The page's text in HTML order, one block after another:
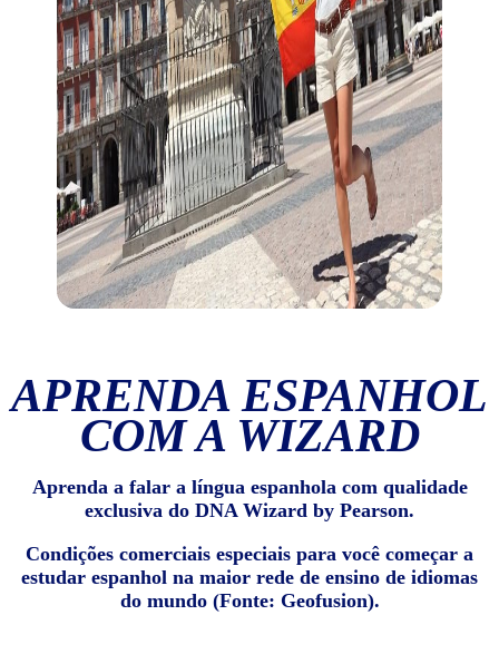
APRENDA ESPANHOL
COM A WIZARD
Aprenda a falar a língua espanhola com qualidade
exclusiva do DNA Wizard by Pearson.
Condições comerciais especiais para você começar a
estudar espanhol na maior rede de ensino de idiomas
do mundo (Fonte: Geofusion).